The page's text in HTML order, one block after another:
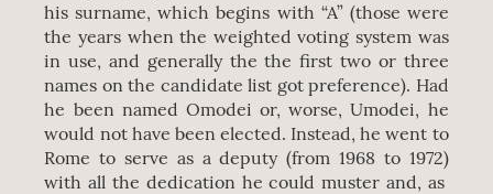
his surname, which begins with “A” (those were
the years when the weighted voting system was
in use, and generally the the first two or three
names on the candidate list got preference). Had
he been named Omodei or, worse, Umodei, he
would not have been elected. Instead, he went to
Rome to serve as a deputy (from 1968 to 1972)
with all the dedication he could muster and, as